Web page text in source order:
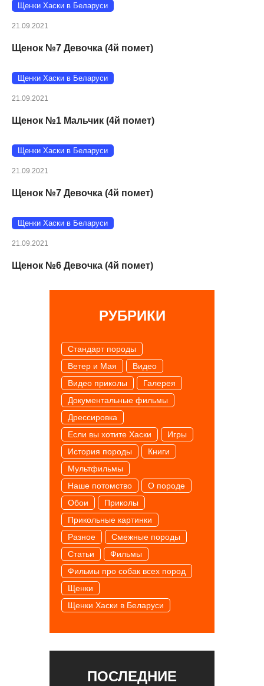
Щенки Хаски в Беларуси
21.09.2021
Щенок №7 Девочка (4й помет)
Щенки Хаски в Беларуси
21.09.2021
Щенок №1 Мальчик (4й помет)
Щенки Хаски в Беларуси
21.09.2021
Щенок №7 Девочка (4й помет)
Щенки Хаски в Беларуси
21.09.2021
Щенок №6 Девочка (4й помет)
РУБРИКИ
Cтандарт породы
Ветер и Мая
Видео
Видео приколы
Галерея
Документальные фильмы
Дрессировка
Если вы хотите Хаски
Игры
История породы
Книги
Мультфильмы
Наше потомство
О породе
Обои
Приколы
Прикольные картинки
Разное
Смежные породы
Статьи
Фильмы
Фильмы про собак всех пород
Щенки
Щенки Хаски в Беларуси
ПОСЛЕДНИЕ